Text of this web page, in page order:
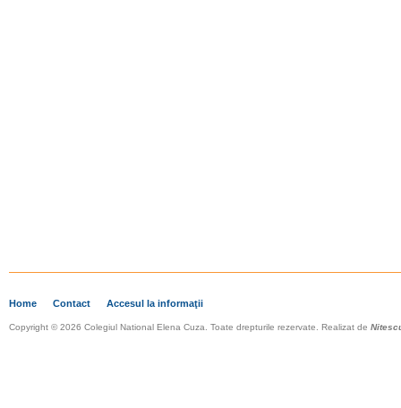
Home Contact Accesul la informaţii
Copyright © 2026 Colegiul National Elena Cuza. Toate drepturile rezervate. Realizat de